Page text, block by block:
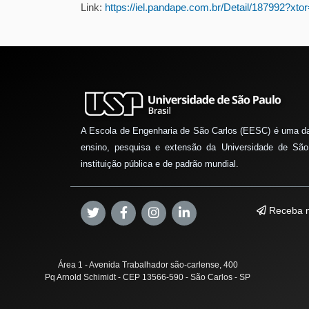
Link: https://iel.pandape.com.br/Detail/
A Escola de Engenharia de São Carlos (EESC) é uma
ensino, pesquisa e extensão da Universidade de
instituição pública e de padrão mundial.
Receba
Área 1 - Avenida Trabalhador são-carlense, 400
Pq Arnold Schimidt - CEP 13566-590 - São Carlos - SP